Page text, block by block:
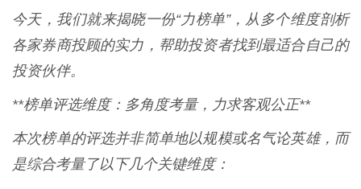
今天，我们就来揭晓一份“力榜单”，从多个维度剖析
各家券商投顾的实力，帮助投资者找到最适合自己的
投资伙伴。
**榜单评选维度：多角度考量，力求客观公正**
本次榜单的评选并非简单地以规模或名气论英雄，而
是综合考量了以下几个关键维度：